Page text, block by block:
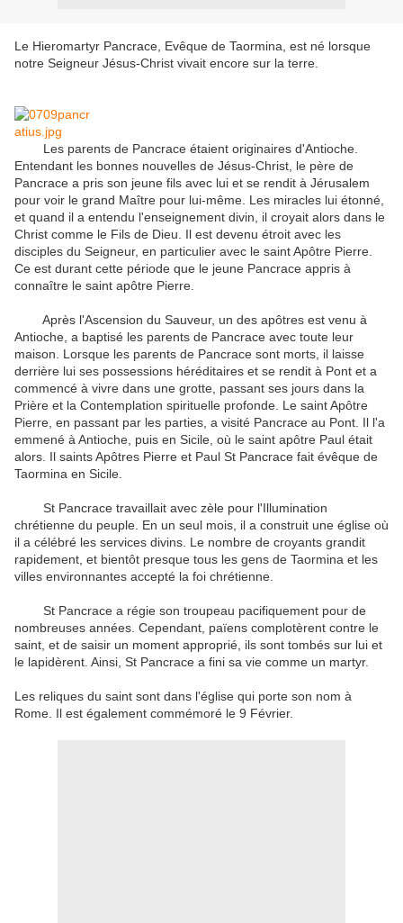
Le Hieromartyr Pancrace, Evêque de Taormina, est né lorsque
notre Seigneur Jésus-Christ vivait encore sur la terre.
Les parents de Pancrace étaient originaires d'Antioche.
Entendant les bonnes nouvelles de Jésus-Christ, le père de
Pancrace a pris son jeune fils avec lui et se rendit à Jérusalem
pour voir le grand Maître pour lui-même. Les miracles lui étonné,
et quand il a entendu l'enseignement divin, il croyait alors dans le
Christ comme le Fils de Dieu. Il est devenu étroit avec les
disciples du Seigneur, en particulier avec le saint Apôtre Pierre.
Ce est durant cette période que le jeune Pancrace appris à
connaître le saint apôtre Pierre.
Après l'Ascension du Sauveur, un des apôtres est venu à
Antioche, a baptisé les parents de Pancrace avec toute leur
maison. Lorsque les parents de Pancrace sont morts, il laisse
derrière lui ses possessions héréditaires et se rendit à Pont et a
commencé à vivre dans une grotte, passant ses jours dans la
Prière et la Contemplation spirituelle profonde. Le saint Apôtre
Pierre, en passant par les parties, a visité Pancrace au Pont. Il l'a
emmené à Antioche, puis en Sicile, où le saint apôtre Paul était
alors. Il saints Apôtres Pierre et Paul St Pancrace fait évêque de
Taormina en Sicile.
St Pancrace travaillait avec zèle pour l'Illumination
chrétienne du peuple. En un seul mois, il a construit une église où
il a célébré les services divins. Le nombre de croyants grandit
rapidement, et bientôt presque tous les gens de Taormina et les
villes environnantes accepté la foi chrétienne.
St Pancrace a régie son troupeau pacifiquement pour de
nombreuses années. Cependant, païens complotèrent contre le
saint, et de saisir un moment approprié, ils sont tombés sur lui et
le lapidèrent. Ainsi, St Pancrace a fini sa vie comme un martyr.
Les reliques du saint sont dans l'église qui porte son nom à
Rome. Il est également commémoré le 9 Février.